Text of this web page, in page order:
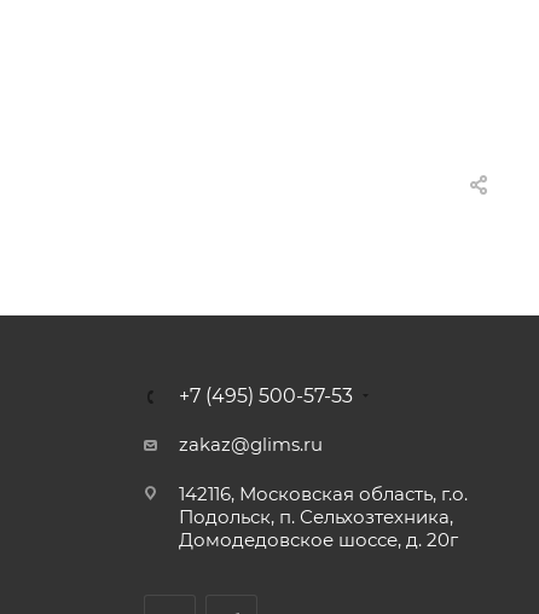
+7 (495) 500-57-53
zakaz@glims.ru
142116, Московская область, г.о.
Подольск, п. Сельхозтехника,
Домодедовское шоссе, д. 20г